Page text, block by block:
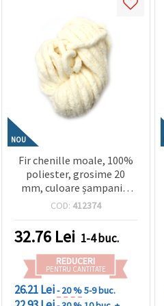
NOU
Fir chenille moale, 100%
poliester, grosime 20
mm, culoare șampanie,
~240 g, 25 m – ideal
croșetat și proiecte
decorative handmade DIY
COD: 412374
32.76 Lei 1-4 buc.
REDUCERI
PENTRU CANTITATE
26.21 Lei- 20 %5-9 buc.